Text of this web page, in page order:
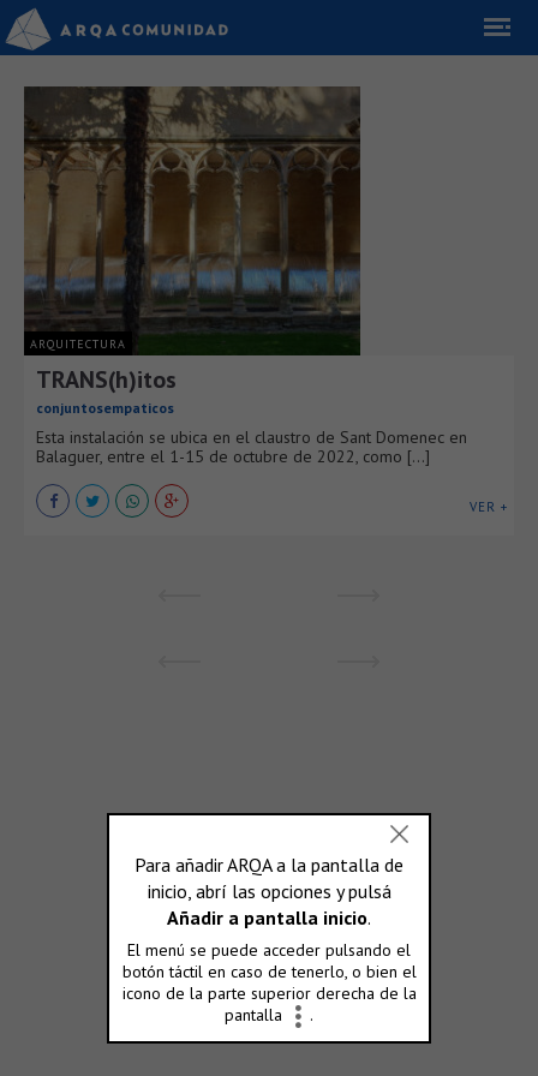
ARQUITECTURA
TRANS(h)itos
conjuntosempaticos
Esta instalación se ubica en el claustro de Sant Domenec en
Balaguer, entre el 1-15 de octubre de 2022, como [...]
VER +